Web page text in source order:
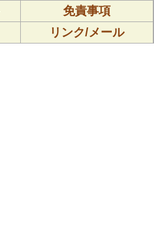
免責事項
リンク/メール